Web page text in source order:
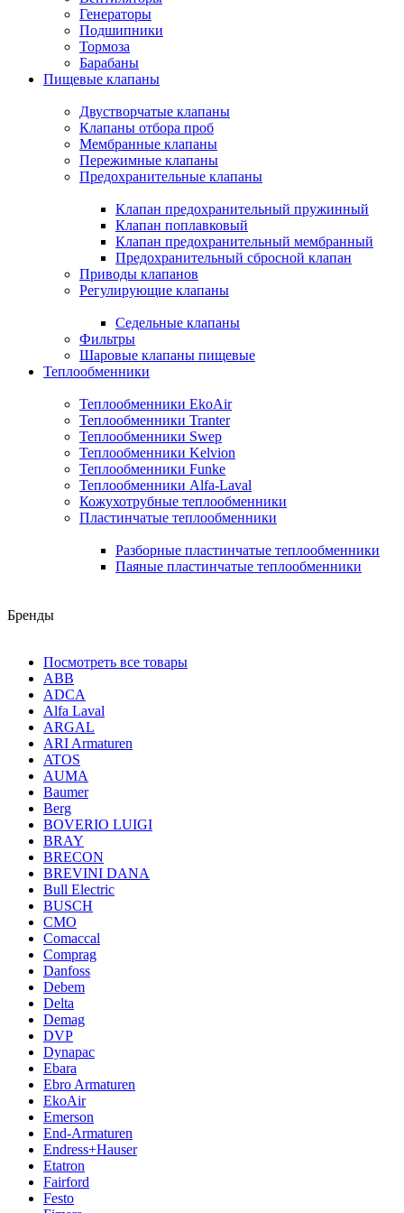
Генераторы
Подшипники
Тормоза
Барабаны
Пищевые клапаны
Двустворчатые клапаны
Клапаны отбора проб
Мембранные клапаны
Пережимные клапаны
Предохранительные клапаны
Клапан предохранительный пружинный
Клапан поплавковый
Клапан предохранительный мембранный
Предохранительный сбросной клапан
Приводы клапанов
Регулирующие клапаны
Седельные клапаны
Фильтры
Шаровые клапаны пищевые
Теплообменники
Теплообменники EkoAir
Теплообменники Tranter
Теплообменники Swep
Теплообменники Kelvion
Теплообменники Funke
Теплообменники Alfa-Laval
Кожухотрубные теплообменники
Пластинчатые теплообменники
Разборные пластинчатые теплообменники
Паяные пластинчатые теплообменники
Бренды
Посмотреть все товары
ABB
ADCA
Alfa Laval
ARGAL
ARI Armaturen
ATOS
AUMA
Baumer
Berg
BOVERIO LUIGI
BRAY
BRECON
BREVINI DANA
Bull Electric
BUSCH
CMO
Comaccal
Comprag
Danfoss
Debem
Delta
Demag
DVP
Dynapac
Ebara
Ebro Armaturen
EkoAir
Emerson
End-Armaturen
Endress+Hauser
Etatron
Fairford
Festo